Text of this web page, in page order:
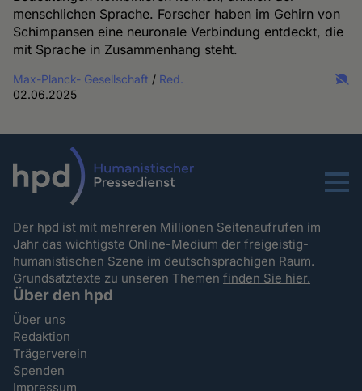
menschlichen Sprache. Forscher haben im Gehirn von
Schimpansen eine neuronale Verbindung entdeckt, die
mit Sprache in Zusammenhang steht.
Max-Planck- Gesellschaft / Red.
02.06.2025
Menu
Der hpd ist mit mehreren Millionen Seitenaufrufen im
Jahr das wichtigste Online-Medium der freigeistig-
humanistischen Szene im deutschsprachigen Raum.
Grundsatztexte zu unseren Themenfinden Sie hier.
Über den hpd
Über uns
Redaktion
Trägerverein
Spenden
Impressum